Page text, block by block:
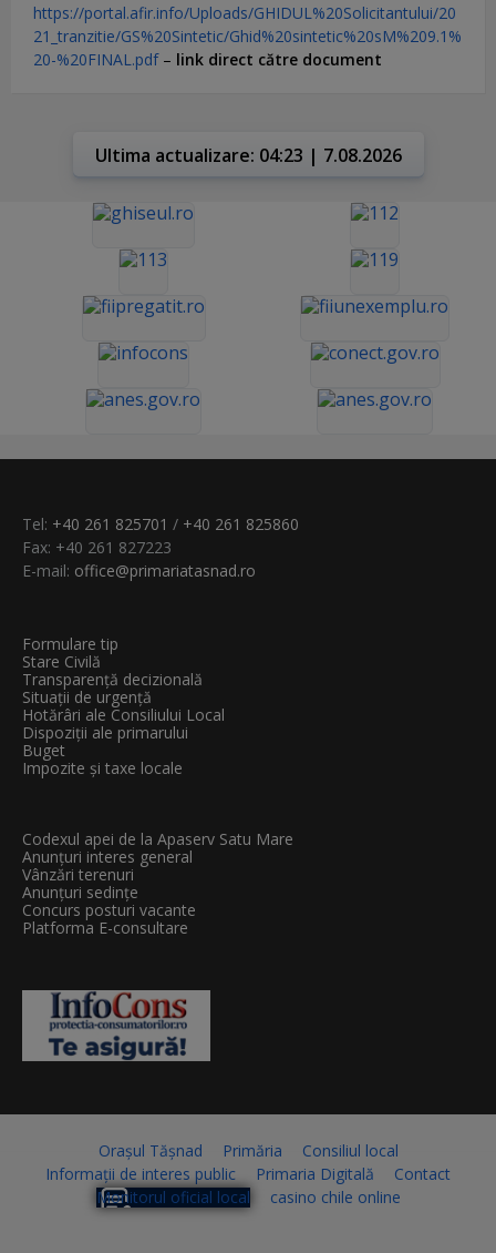
https://portal.afir.info/Uploads/GHIDUL%20Solicitantului/20
21_tranzitie/GS%20Sintetic/Ghid%20sintetic%20sM%209.1%
20-%20FINAL.pdf– link direct către document
Ultima actualizare: 04:23 | 7.08.2026
Tel: +40 261 825701 / +40 261 825860
Fax: +40 261 827223
E-mail: office@primariatasnad.ro
Formulare tip
Stare Civilă
Transparenţă decizională
Situații de urgență
Hotărâri ale Consiliului Local
Dispoziții ale primarului
Buget
Impozite și taxe locale
Codexul apei de la Apaserv Satu Mare
Anunțuri interes general
Vânzări terenuri
Anunțuri sedințe
Concurs posturi vacante
Platforma E-consultare
Orașul Tășnad Primăria
Consiliul local
Informații de interes public
Primaria Digitală
Contact
Monitorul oficial local
casino chile online